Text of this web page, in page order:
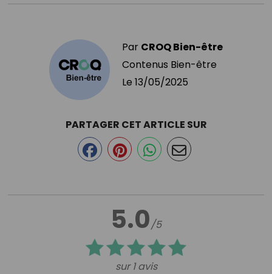
Par CROQ Bien-être
Contenus Bien-être
Le 13/05/2025
5.0/5
sur 1 avis
PARTAGER CET ARTICLE SUR